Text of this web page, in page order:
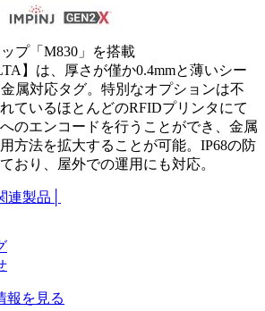
プ「M830」を搭載
】は、厚さが僅か0.4mmと薄いシー
属対応タグ。特別なオプションは不
ているほとんどのRFIDプリンタにて
のエンコードを行うことができ、金属
方法を拡大することが可能。IP68の防
おり、屋外での運用にも対応。
連製品